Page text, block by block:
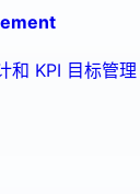
和 KPI 目标管理